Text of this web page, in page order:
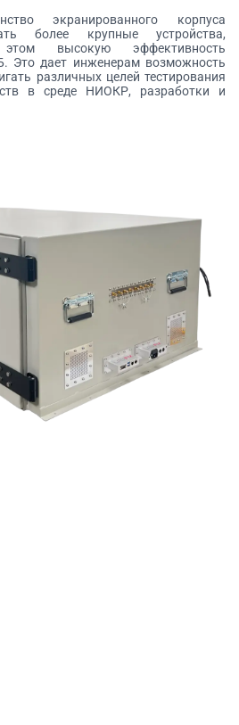
экранированного корпуса
более крупные устройства,
высокую эффективность
Это дает инженерам возможность
различных целей тестирования
в среде НИОКР, разработки и